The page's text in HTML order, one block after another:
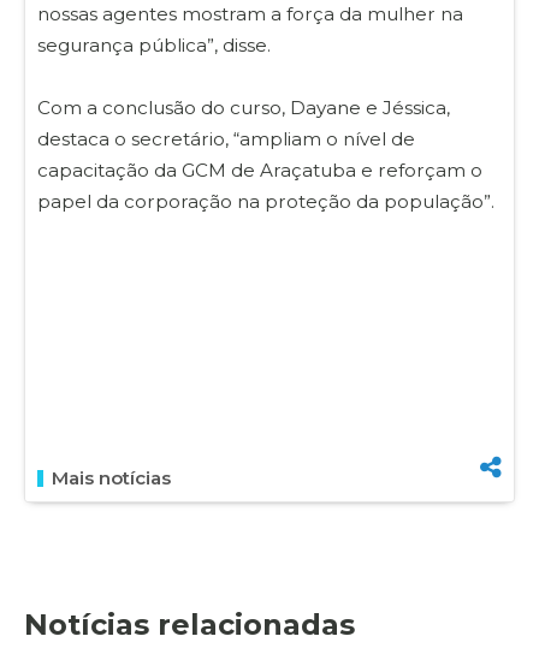
nossas agentes mostram a força da mulher na
segurança pública”, disse.
Com a conclusão do curso, Dayane e Jéssica,
destaca o secretário, “ampliam o nível de
capacitação da GCM de Araçatuba e reforçam o
papel da corporação na proteção da população”.
Mais notícias
Notícias relacionadas